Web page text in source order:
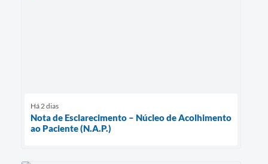
Há 2 dias
Nota de Esclarecimento – Núcleo de Acolhimento
ao Paciente (N.A.P.)